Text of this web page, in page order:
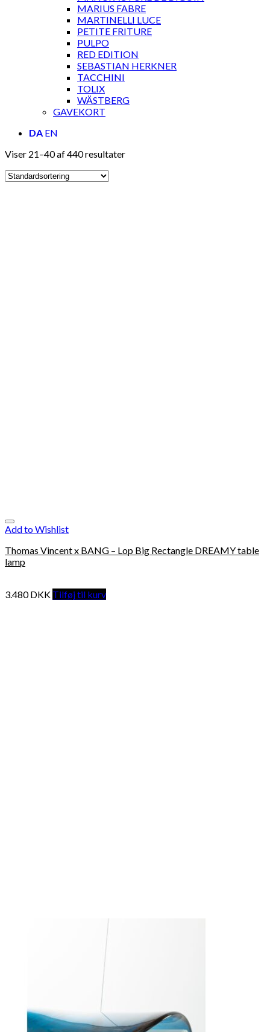
MARIUS FABRE
MARTINELLI LUCE
PETITE FRITURE
PULPO
RED EDITION
SEBASTIAN HERKNER
TACCHINI
TOLIX
WÄSTBERG
GAVEKORT
DA EN
Viser 21–40 af 440 resultater
Add to Wishlist
Thomas Vincent x BANG – Lop Big Rectangle DREAMY table
lamp
3.480DKK Tilføj til kurv